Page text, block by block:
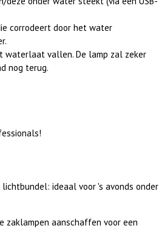
corrodeert door het water
waterlaat vallen. De lamp zal zeker
nog terug.
ideaal voor 's avonds onder
zaklampen aanschaffen voor een